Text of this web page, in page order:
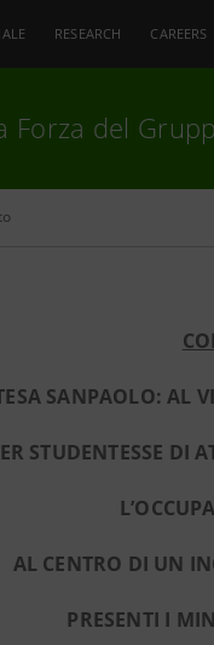
RESEARCH CAREERS
Forza del
SANPAOLO: AL
STUDENTESSE DI
AL CENTRO DI UN
PRESENTI I